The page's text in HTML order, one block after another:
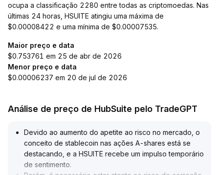
ocupa a classificação 2280 entre todas as criptomoedas. Nas
últimas 24 horas, HSUITE atingiu uma máxima de
$0.00008422 e uma mínima de $0.00007535.
Maior preço e data
$0.753761 em 25 de abr de 2026
Menor preço e data
$0.00006237 em 20 de jul de 2026
Análise de preço de HubSuite pelo TradeGPT
Devido ao aumento do apetite ao risco no mercado, o
conceito de stablecoin nas ações A-shares está se
destacando, e a HSUITE recebe um impulso temporário
de sentimento.